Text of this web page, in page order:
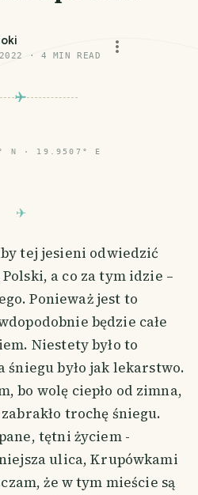
· 4 MIN READ
N · 19.9507° E
tej jesieni odwiedzić
a co za tym idzie –
Ponieważ jest to
będzie całe
Niestety było to
śniegu było jak lekarstwo.
bo wolę ciepło od zimna,
trochę śniegu.
tętni życiem -
ulica, Krupówkami
że w tym mieście są